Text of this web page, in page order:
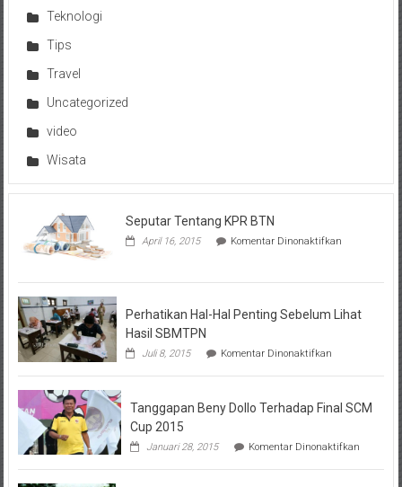
Teknologi
Tips
Travel
Uncategorized
video
Wisata
Seputar Tentang KPR BTN
April 16, 2015 Komentar Dinonaktifkanpada
KPR
Perhatikan Hal-Hal Penting Sebelum Lihat
Hasil SBMTPN
Juli 8, 2015 Komentar Dinonaktifkanpada
Hal-
Penting
Hasil
Tanggapan Beny Dollo Terhadap Final SCM
Cup 2015
Januari 28, 2015 Komentar Dinonaktifkanpada
Beny